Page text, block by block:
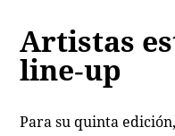
Artistas
line‑up
Para su quinta